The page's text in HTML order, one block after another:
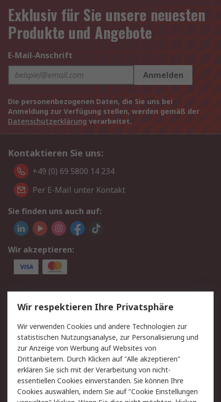
Exklusiv für Sie unsere neuesten
Produkte und Angebote
E-Mail-Anschrift
Anmelden
Die personenbezogenen Daten, die Sie uns bei
Anmeldung zur Verfügung stellen, werden gemäß der
Datenschutzerklärung verarbeitet.
Kontaktieren Sie uns:
+49 (0) 69 5800 14 234
Per E-Mail unter Kontakt
Sie finden uns auch auf:
Wir akzeptieren:
Service
Value Added Services
Lieferlösungen
Rücksendungen
Kontakt
Hilfe
Privatkunden
Rechtliches
AGB
Datenschutz
Cookie-Richtlinie
Zahlungsbedingungen
Wir respektieren Ihre Privatsphäre
Wir verwenden Cookies und andere Technologien zur
statistischen Nutzungsanalyse, zur Personalisierung und
zur Anzeige von Werbung auf Websites von
Drittanbietern. Durch Klicken auf "Alle akzeptieren"
erklären Sie sich mit der Verarbeitung von nicht-
essentiellen Cookies einverstanden. Sie können Ihre
Cookies auswählen, indem Sie auf "Cookie Einstellungen